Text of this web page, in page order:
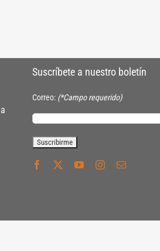
Suscríbete a nuestro boletín
Correo: (*Campo requerido)